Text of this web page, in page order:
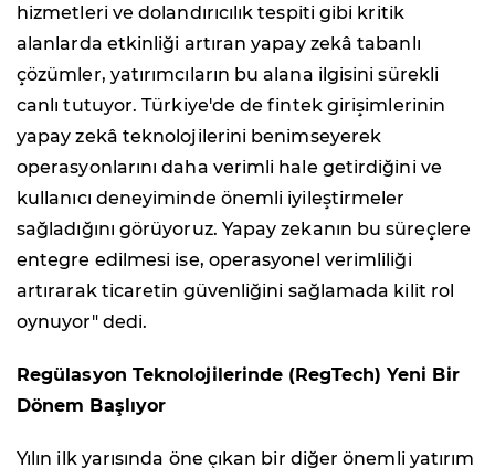
hizmetleri ve dolandırıcılık tespiti gibi kritik
alanlarda etkinliği artıran yapay zekâ tabanlı
çözümler, yatırımcıların bu alana ilgisini sürekli
canlı tutuyor. Türkiye'de de fintek girişimlerinin
yapay zekâ teknolojilerini benimseyerek
operasyonlarını daha verimli hale getirdiğini ve
kullanıcı deneyiminde önemli iyileştirmeler
sağladığını görüyoruz. Yapay zekanın bu süreçlere
entegre edilmesi ise, operasyonel verimliliği
artırarak ticaretin güvenliğini sağlamada kilit rol
oynuyor" dedi.
Regülasyon Teknolojilerinde (RegTech) Yeni Bir
Dönem Başlıyor
Yılın ilk yarısında öne çıkan bir diğer önemli yatırım